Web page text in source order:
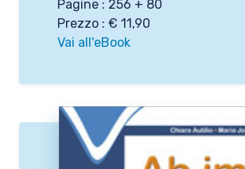
Pagine : 256 + 80
Prezzo : € 11,90
Vai all'eBook